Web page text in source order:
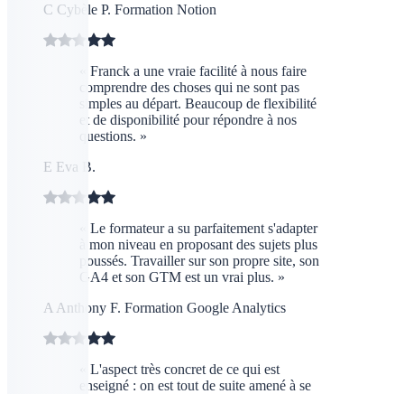
C Cybèle P. Formation Notion
« Franck a une vraie facilité à nous faire
comprendre des choses qui ne sont pas
simples au départ. Beaucoup de flexibilité
et de disponibilité pour répondre à nos
questions. »
E Eva B.
« Le formateur a su parfaitement s'adapter
à mon niveau en proposant des sujets plus
poussés. Travailler sur son propre site, son
GA4 et son GTM est un vrai plus. »
A Anthony F. Formation Google Analytics
« L'aspect très concret de ce qui est
enseigné : on est tout de suite amené à se